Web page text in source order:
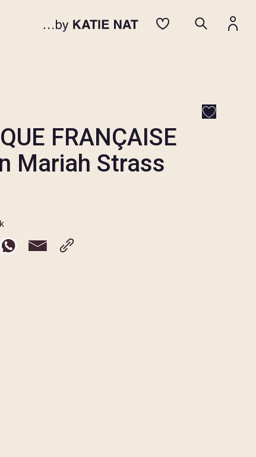
FRANÇAISE
Mariah Strass